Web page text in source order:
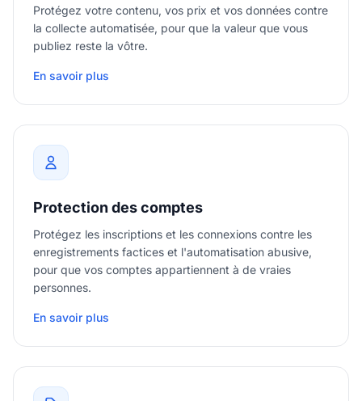
Protégez votre contenu, vos prix et vos données contre
la collecte automatisée, pour que la valeur que vous
publiez reste la vôtre.
En savoir plus
Protection des comptes
Protégez les inscriptions et les connexions contre les
enregistrements factices et l'automatisation abusive,
pour que vos comptes appartiennent à de vraies
personnes.
En savoir plus